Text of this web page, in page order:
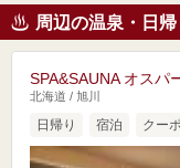
周辺の温泉・日
SPA&SAUNA オスパ
北海道 / 旭川
日帰り 宿泊 クー